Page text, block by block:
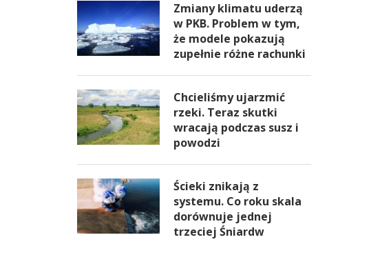
Zmiany klimatu uderzą
w PKB. Problem w tym,
że modele pokazują
zupełnie różne rachunki
Chcieliśmy ujarzmić
rzeki. Teraz skutki
wracają podczas susz i
powodzi
Ścieki znikają z
systemu. Co roku skala
dorównuje jednej
trzeciej Śniardw